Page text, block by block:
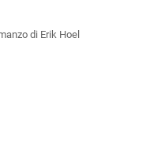
di Erik Hoel